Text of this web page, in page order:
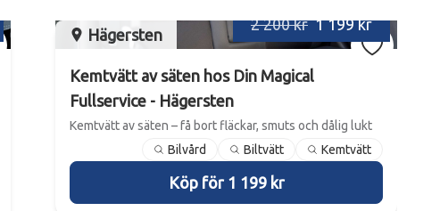
Hägersten
2 200 kr 1 199 kr
Kemtvätt av säten hos Din Magical
Fullservice - Hägersten
Kemtvätt av säten – få bort fläckar, smuts och dålig lukt
Bilvård
Biltvätt Kemtvätt
Köp för 1 199 kr